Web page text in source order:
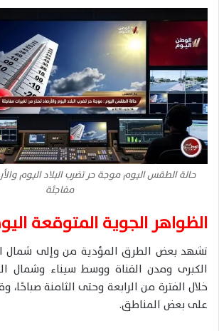
حالة الطقس اليوم موجة حر تضرب البلاد اليوم
مفاجئة
الظواهر الجوية المتوقعة
تشهد بعض الطرق المؤدية من وإلى شمال
الكبرى ومدن القناة ووسط سيناء وشمال
خلال الفترة من الرابعة وحتى الثامنة صباحًا،
على بعض المناطق.